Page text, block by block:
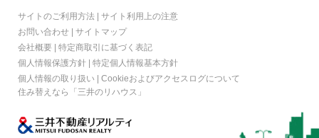
サイトのご利用方法 | サイト利用上の注意
お問い合わせ | サイトマップ
会社概要 | 特定商取引に基づく表記
個人情報保護方針 | 特定個人情報基本方針
個人情報の取り扱い | Cookieおよびアクセスログについて
住み替えなら
「三井のリハウス」